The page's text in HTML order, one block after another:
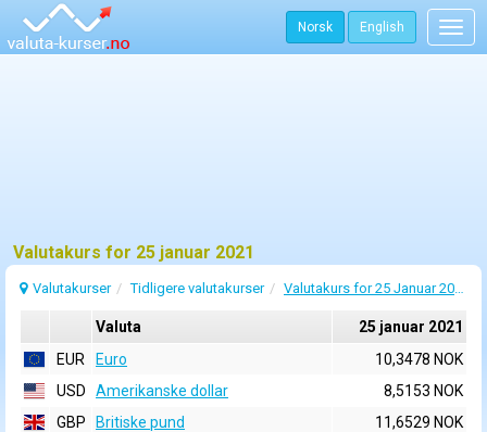
Norsk English
Valutakurs for 25 januar 2021
Valutakurser Tidligere valutakurser Valutakurs for 25 Januar 2021
Valuta
25 januar 2021
EUR
Euro
10,3478 NOK
USD
Amerikanske dollar
8,5153 NOK
GBP
Britiske pund
11,6529 NOK